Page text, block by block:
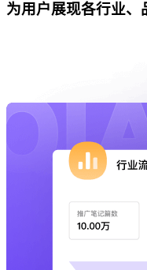
为用户展现各行业、